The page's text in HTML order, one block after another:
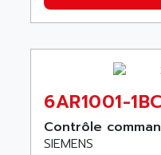
8200-SERIES
SIMATIC ET200
UNIDRIVE
FMV
ALCATEL-
ALDES
ALES
ALFA PROGETTI
ALFA ROBOT
ALFA ROMEO
ALFAA
6AR1001-
Contrôle
SIEMENS